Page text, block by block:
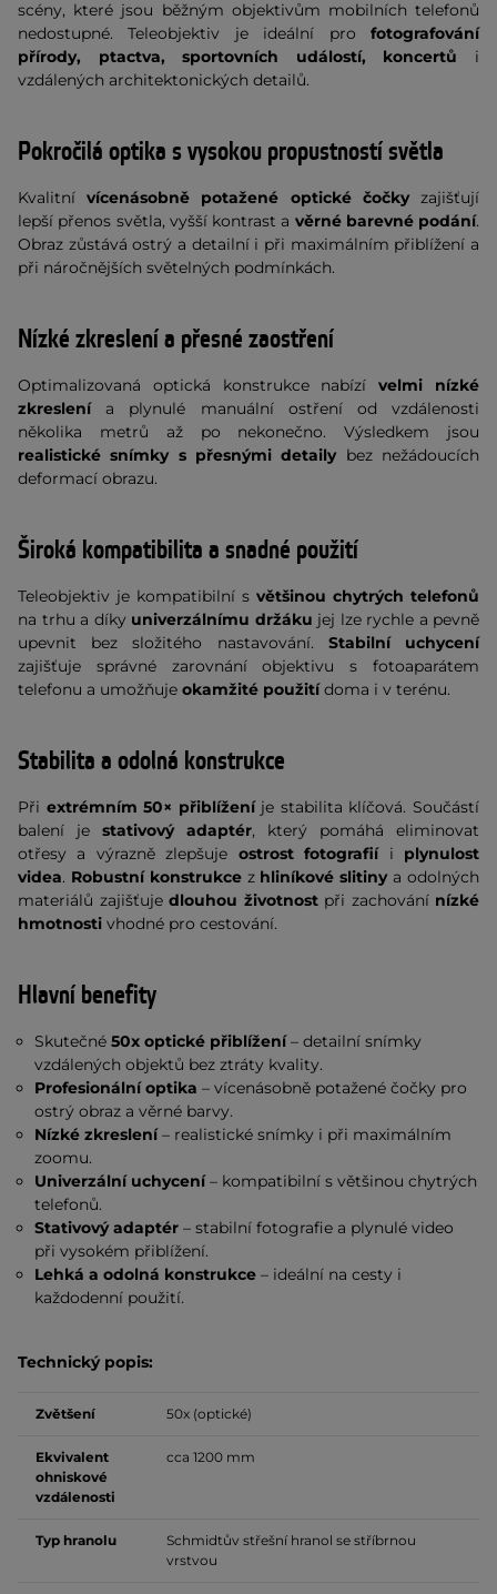
scény, které jsou běžným objektivům mobilních telefonů
nedostupné. Teleobjektiv je ideální pro fotografování
přírody, ptactva, sportovních událostí, koncertů i
vzdálených architektonických detailů.
Pokročilá optika s vysokou propustností světla
Kvalitnívícenásobně potažené optické čočkyzajišťují
lepší přenos světla, vyšší kontrast a věrné barevné podání.
Obraz zůstává ostrý a detailní i při maximálním přiblížení a
při náročnějších světelných podmínkách.
Nízké zkreslení a přesné zaostření
Optimalizovaná optická konstrukce nabízívelmi nízké
zkreslenía plynulé manuální ostření od vzdálenosti
několika metrů až po nekonečno. Výsledkem jsou
realistické snímky s přesnými detailybez nežádoucích
deformací obrazu.
Široká kompatibilita a snadné použití
Teleobjektiv je kompatibilní s většinou chytrých telefonů
na trhu a díky univerzálnímu držáku jej lze rychle a pevně
upevnit bez složitého nastavování. Stabilní uchycení
zajišťuje správné zarovnání objektivu s fotoaparátem
telefonu a umožňuje okamžité použitídoma i v terénu.
Stabilita a odolná konstrukce
Při extrémním 50× přiblíženíje stabilita klíčová. Součástí
balení je stativový adaptér, který pomáhá eliminovat
otřesy a výrazně zlepšuje ostrost fotografiíi plynulost
videa. Robustní konstrukcez hliníkové slitinya odolných
materiálů zajišťuje dlouhou životnostpři zachování nízké
hmotnosti vhodné pro cestování.
Hlavní benefity
Skutečné50x optické přiblížení– detailní snímky
vzdálených objektů bez ztráty kvality.
Profesionální optika – vícenásobně potažené čočky pro
ostrý obraz a věrné barvy.
Nízké zkreslení– realistické snímky i při maximálním
zoomu.
Univerzální uchycení– kompatibilní s většinou chytrých
telefonů.
Stativový adaptér – stabilní fotografie a plynulé video
při vysokém přiblížení.
Lehká a odolná konstrukce – ideální na cesty i
každodenní použití.
Technický popis:
Zvětšení 50x (optické)
Ekvivalent
ohniskové
vzdálenosti
cca 1200 mm
Typ hranolu
Schmidtův střešní hranol se stříbrnou
vrstvou